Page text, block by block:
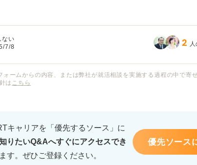
ない
7/8 2
ームからの内容、または弊社が就活相談を実施する過程の中で寄
は こちら
キャリアを「優先するソース」に
りたいQ&Aへすぐにアクセスでき
す。ぜひご登録ください。
優先ソース